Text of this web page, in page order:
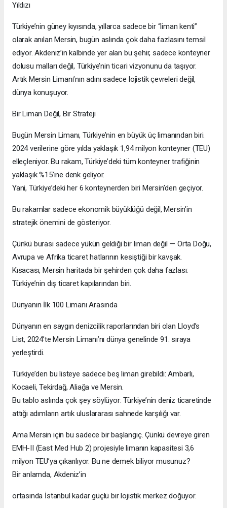
Yıldızı
Türkiye’nin güney kıyısında, yıllarca sadece bir “liman kenti”
olarak anılan Mersin, bugün aslında çok daha fazlasını temsil
ediyor. Akdeniz’in kalbinde yer alan bu şehir, sadece konteyner
dolusu malları değil, Türkiye’nin ticari vizyonunu da taşıyor.
Artık Mersin Limanı’nın adını sadece lojistik çevreleri değil,
dünya konuşuyor.
Bir Liman Değil, Bir Strateji
Bugün Mersin Limanı, Türkiye’nin en büyük üç limanından biri.
2024 verilerine göre yılda yaklaşık 1,94 milyon konteyner (TEU)
elleçleniyor. Bu rakam, Türkiye’deki tüm konteyner trafiğinin
yaklaşık %15’ine denk geliyor.
Yani, Türkiye’deki her 6 konteynerden biri Mersin’den geçiyor.
Bu rakamlar sadece ekonomik büyüklüğü değil, Mersin’in
stratejik önemini de gösteriyor.
Çünkü burası sadece yükün geldiği bir liman değil — Orta Doğu,
Avrupa ve Afrika ticaret hatlarının kesiştiği bir kavşak.
Kısacası, Mersin haritada bir şehirden çok daha fazlası:
Türkiye’nin dış ticaret kapılarından biri.
Dünyanın İlk 100 Limanı Arasında
Dünyanın en saygın denizcilik raporlarından biri olan Lloyd’s
List, 2024’te Mersin Limanı’nı dünya genelinde 91. sıraya
yerleştirdi.
Türkiye’den bu listeye sadece beş liman girebildi: Ambarlı,
Kocaeli, Tekirdağ, Aliağa ve Mersin.
Bu tablo aslında çok şey söylüyor: Türkiye’nin deniz ticaretinde
attığı adımların artık uluslararası sahnede karşılığı var.
Ama Mersin için bu sadece bir başlangıç. Çünkü devreye giren
EMH-II (East Med Hub 2) projesiyle limanın kapasitesi 3,6
milyon TEU’ya çıkarılıyor. Bu ne demek biliyor musunuz?
Bir anlamda, Akdeniz’in
ortasında İstanbul kadar güçlü bir lojistik merkez doğuyor.